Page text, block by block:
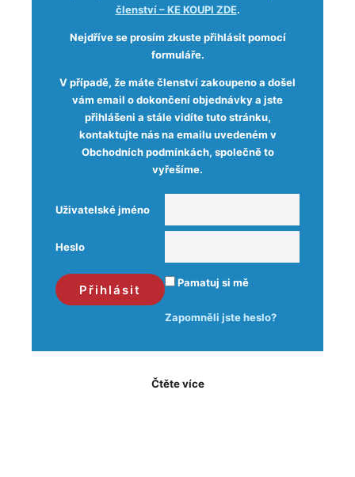
členství – KE KOUPI ZDE.
Nejdříve se prosím zkuste přihlásit pomocí
formuláře.
V případě, že máte členství zakoupeno a došel
vám email o dokončení objednávky a jste
přihlášeni a stále vidíte tuto stránku,
kontaktujte nás na emailu uvedeném v
Obchodních podmínkách, společně to
vyřešíme.
Uživatelské jméno
Heslo
Pamatuj si mě
Zapomněli jste heslo?
Čtěte více